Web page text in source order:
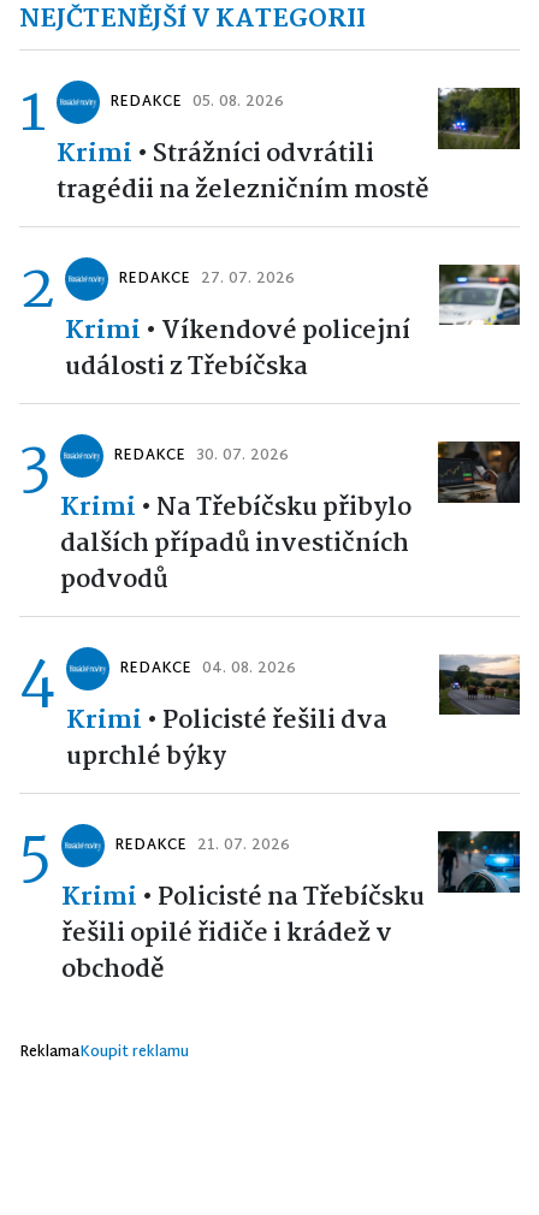
NEJČTENĚJŠÍ V KATEGORII
1 REDAKCE 05. 08. 2026
Krimi • Strážníci odvrátili
tragédii na železničním mostě
2 REDAKCE 27. 07. 2026
Krimi • Víkendové policejní
události z Třebíčska
3 REDAKCE 30. 07. 2026
Krimi • Na Třebíčsku přibylo
dalších případů investičních
podvodů
4 REDAKCE 04. 08. 2026
Krimi • Policisté řešili dva
uprchlé býky
5 REDAKCE 21. 07. 2026
Krimi • Policisté na Třebíčsku
řešili opilé řidiče i krádež v
obchodě
ReklamaKoupit reklamu